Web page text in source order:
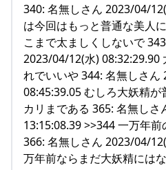
340: 名無しさん 2023/04/
は今回はもっと普通な美人
こまで太ましくしないで
2023/04/12(水) 08:32:29.90
れでいいや 344: 名無しさ
08:45:39.05 むしろ大妖精
カリまである 365: 名無し
13:15:08.39 >>344 一万年
366: 名無しさん 2023/04/
万年前ならまだ大妖精には